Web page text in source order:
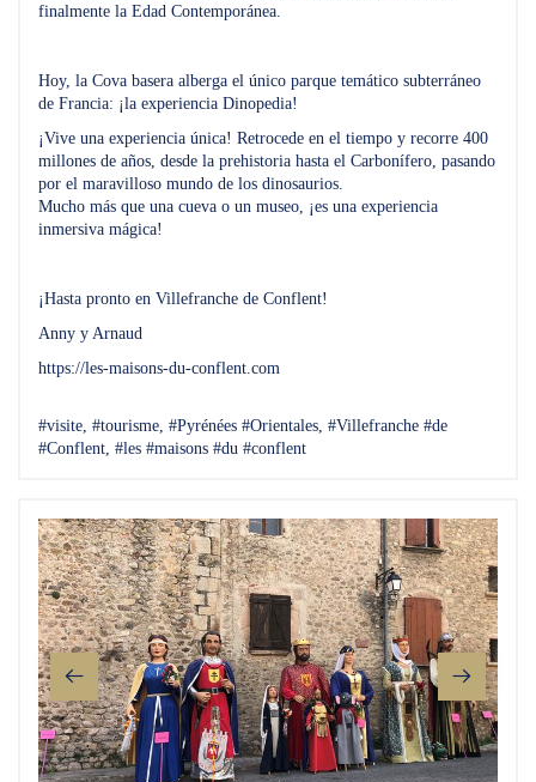
finalmente la Edad Contemporánea.
Hoy, la Cova basera alberga el único parque temático subterráneo
de Francia: ¡la experiencia Dinopedia!
¡Vive una experiencia única! Retrocede en el tiempo y recorre 400
millones de años, desde la prehistoria hasta el Carbonífero, pasando
por el maravilloso mundo de los dinosaurios.
Mucho más que una cueva o un museo, ¡es una experiencia
inmersiva mágica!
¡Hasta pronto en Villefranche de Conflent!
Anny y Arnaud
https://les-maisons-du-conflent.com
#visite, #tourisme, #Pyrénées #Orientales, #Villefranche #de
#Conflent, #les #maisons #du #conflent